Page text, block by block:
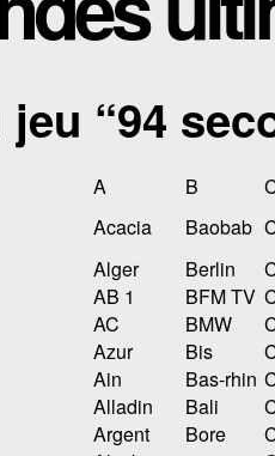
“94
A B
Acacia Baobab
Alger Berlin
AB 1 BFM TV
AC BMW
Azur Bis
Ain Bas-rhin
Alladin Bali
Argent Bore